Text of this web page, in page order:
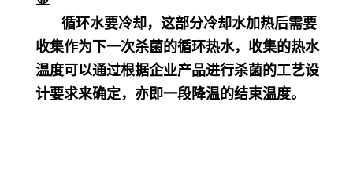
循环水要冷却，这部分冷却水加热后需要
收集作为下一次杀菌的循环热水，收集的热水
温度可以通过根据企业产品进行杀菌的工艺设
计要求来确定，亦即一段降温的结束温度。